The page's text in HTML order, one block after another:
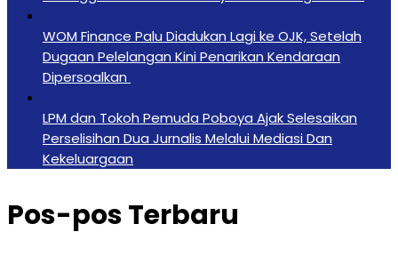
‎WOM Finance Palu Diadukan Lagi ke OJK, Setelah
Dugaan Pelelangan Kini Penarikan Kendaraan
Dipersoalkan ‎
LPM dan Tokoh Pemuda Poboya Ajak Selesaikan
Perselisihan Dua Jurnalis Melalui Mediasi Dan
Kekeluargaan
Pos-pos Terbaru